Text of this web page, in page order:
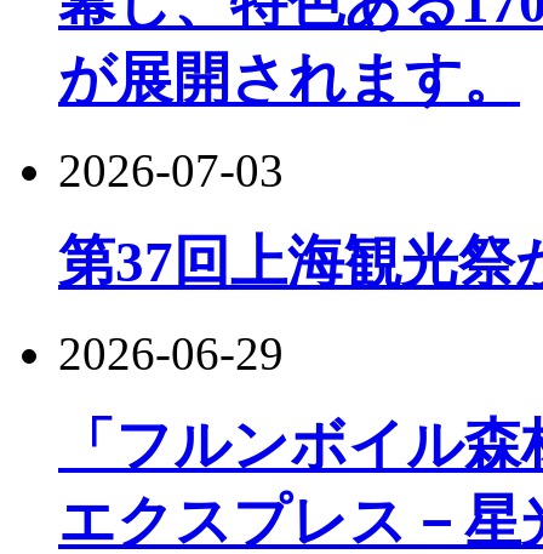
が展開されます。
2026-07-03
第37回上海観光祭
2026-06-29
「フルンボイル
エクスプレス－星